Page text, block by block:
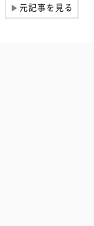
▶元記事を見る